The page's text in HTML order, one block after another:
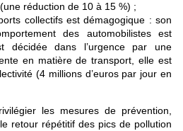
réduction de 10 à 15 %) ;
collectifs est démagogique : son
des automobilistes est
décidée dans l’urgence par une
en matière de transport, elle est
(4 millions d’euros par jour en
les mesures de prévention,
retour répétitif des pics de pollution